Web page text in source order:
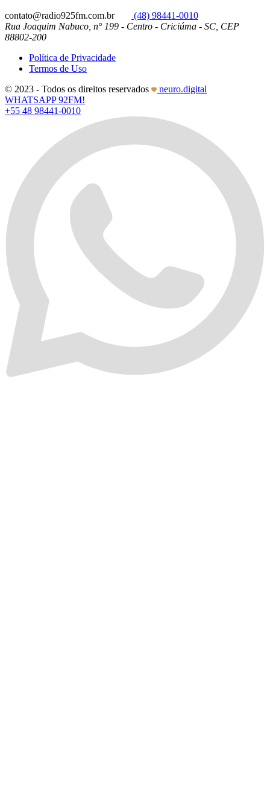
contato@radio925fm.com.br
(48) 98441-0010
Rua Joaquim Nabuco, n° 199 - Centro - Criciúma - SC, CEP
88802-200
Política de Privacidade
Termos de Uso
© 2023 - Todos os direitos reservados
neuro.digital
WHATSAPP 92FM!
+55 48 98441-0010